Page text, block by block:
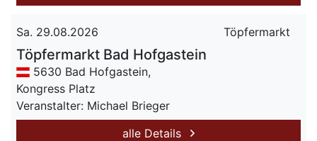
Sa. 29.08.2026 Töpfermarkt
Töpfermarkt Bad Hofgastein
5630 Bad Hofgastein,
Kongress Platz
Veranstalter: Michael Brieger
alle Details